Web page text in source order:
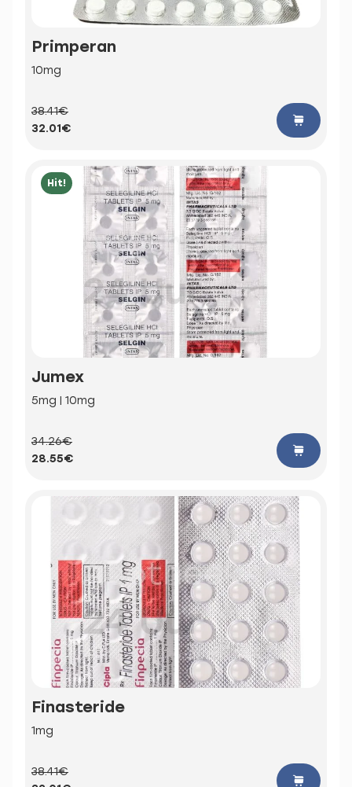
Primperan
10mg
38.41€
32.01€
Hit!
Jumex
5mg | 10mg
34.26€
28.55€
Finasteride
1mg
38.41€